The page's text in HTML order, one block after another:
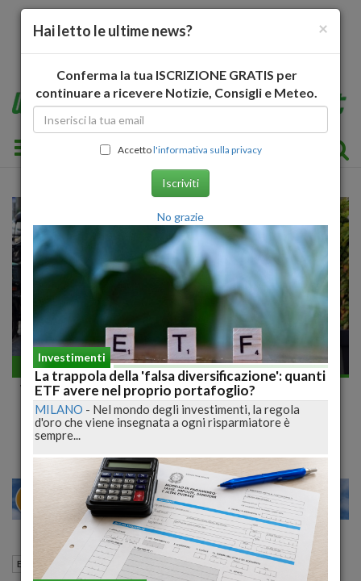
Toggle navigation
Economia generale
Welfare, i pensionati salvano le famiglie
dalla povertà
MILANO 28 30
Economia generale Roma (RM) 15 Gennaio 2020 10:09
×
Hai letto le ultime news?
Conferma la tua ISCRIZIONE GRATIS per
continuare a ricevere Notizie, Consigli e Meteo.
Accettol'informativa sulla privacy
Iscriviti
No grazie
Investimenti
La trappola della 'falsa diversificazione': quanti
ETF avere nel proprio portafoglio?
MILANO - Nel mondo degli investimenti, la regola
d'oro che viene insegnata a ogni risparmiatore è
sempre...